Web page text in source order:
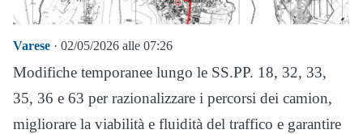
Varese · 02/05/2026 alle 07:26
Modifiche temporanee lungo le SS.PP. 18, 32, 33,
35, 36 e 63 per razionalizzare i percorsi dei camion,
migliorare la viabilità e fluidità del traffico e garantire